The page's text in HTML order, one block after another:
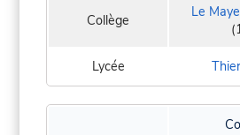
Collège
Le
Lycée